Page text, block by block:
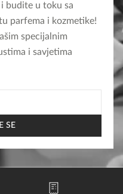
budite u toku sa
parfema i kozmetike!
specijalnim
i savjetima
SE